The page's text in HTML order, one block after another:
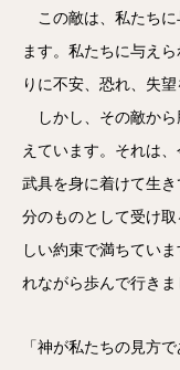
この敵は、私たちに
ます。私たちに与え
りに不安、恐れ、失
しかし、その敵から
えています。それは
武具を身に着けて生
分のものとして受け
しい約束で満ちてい
れながら歩んで行きま
「神が私たちの見方